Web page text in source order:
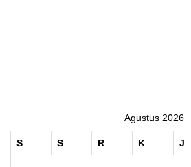
Agustus 2026
S S R K J